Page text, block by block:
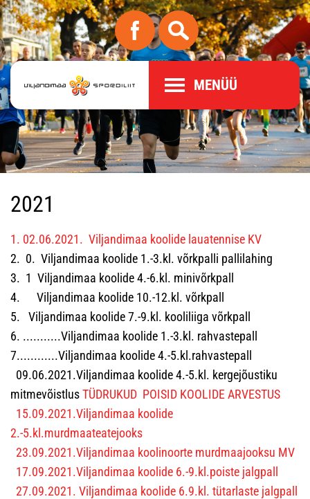
MENÜÜ
2021
1. 02.06.2021. Viljandimaa koolide lauatennise KV
2. 0. Viljandimaa koolide 1.-3.kl. võrkpalli pallilahing
3. 1 Viljandimaa koolide 4.-6.kl. minivõrkpall
4. Viljandimaa koolide 10.-12.kl. võrkpall
5. Viljandimaa koolide 7.-9.kl. kooliliiga võrkpall
6. ...........Viljandimaa koolide 1.-3.kl. rahvastepall
7............Viljandimaa koolide 4.-5.kl.rahvastepall
09.06.2021.Viljandimaa koolide 4.-5.kl. kergejõustiku
mitmevõistlusTÜDRUKUD POISID KOOLIDE ARVESTUS
15.09.2021.Viljandimaa koolide
2.-5.kl.murdmaateatejooks
23.09.2021.Viljandimaa koolinoorte murdmaajooksu MV
17.09.2021.Viljandimaa koolide 6.-9.kl.poiste jalgpall
27.09.2021. Viljandimaa koolide 6.9.kl. tütarlaste jalgpall